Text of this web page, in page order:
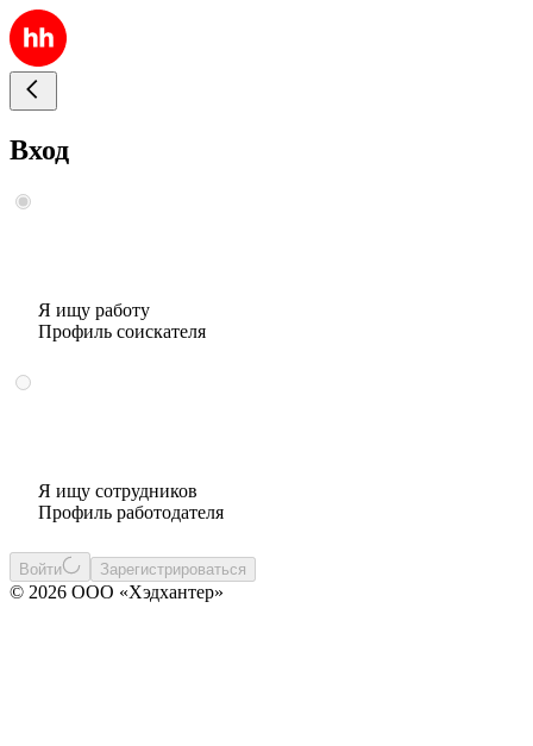
Вход
Я ищу работу
Профиль соискателя
Я ищу сотрудников
Профиль работодателя
Войти Зарегистрироваться
© 2026 ООО «Хэдхантер»